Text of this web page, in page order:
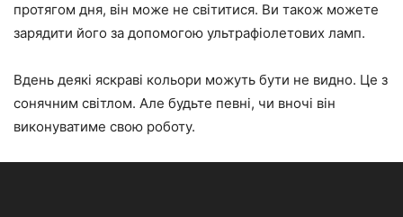
протягом дня, він може не світитися. Ви також можете
зарядити його за допомогою ультрафіолетових ламп.
Вдень деякі яскраві кольори можуть бути не видно. Це з
сонячним світлом. Але будьте певні, чи вночі він
виконуватиме свою роботу.